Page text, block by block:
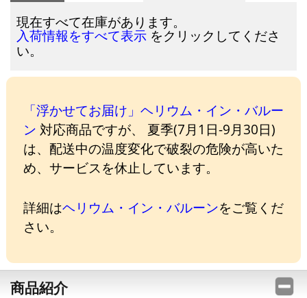
現在すべて在庫があります。
入荷情報をすべて表示 をクリックしてくださ
い。
「浮かせてお届け」ヘリウム・イン・バルー
ン 対応商品ですが、 夏季(7月1日-9月30日)
は、配送中の温度変化で破裂の危険が高いた
め、サービスを休止しています。
詳細はヘリウム・イン・バルーンをご覧くだ
さい。
商品紹介